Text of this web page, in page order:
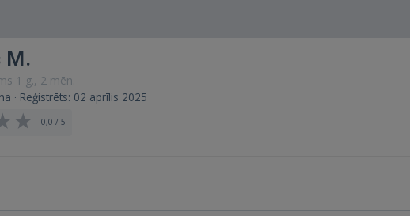
M.
1 g., 2 mēn.
· Reģistrēts: 02 aprīlis 2025
0,0 / 5